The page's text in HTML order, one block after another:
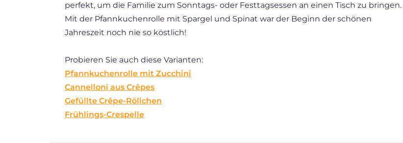
perfekt, um die Familie zum Sonntags- oder Festtagsessen an einen Tisch zu bringen.
Mit der Pfannkuchenrolle mit Spargel und Spinat war der Beginn der schönen
Jahreszeit noch nie so köstlich!
Probieren Sie auch diese Varianten:
Pfannkuchenrolle mit Zucchini
Cannelloni aus Crêpes
Gefüllte Crêpe-Röllchen
Frühlings-Crespelle